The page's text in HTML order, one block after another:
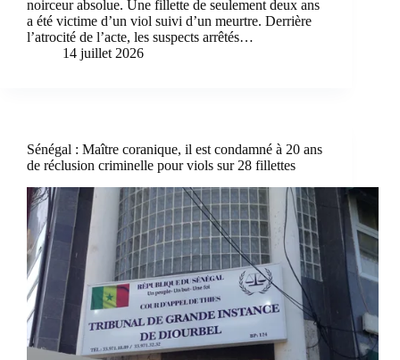
noirceur absolue. Une fillette de seulement deux ans
a été victime d’un viol suivi d’un meurtre. Derrière
l’atrocité de l’acte, les suspects arrêtés…
14 juillet 2026
Sénégal : Maître coranique, il est condamné à 20 ans
de réclusion criminelle pour viols sur 28 fillettes